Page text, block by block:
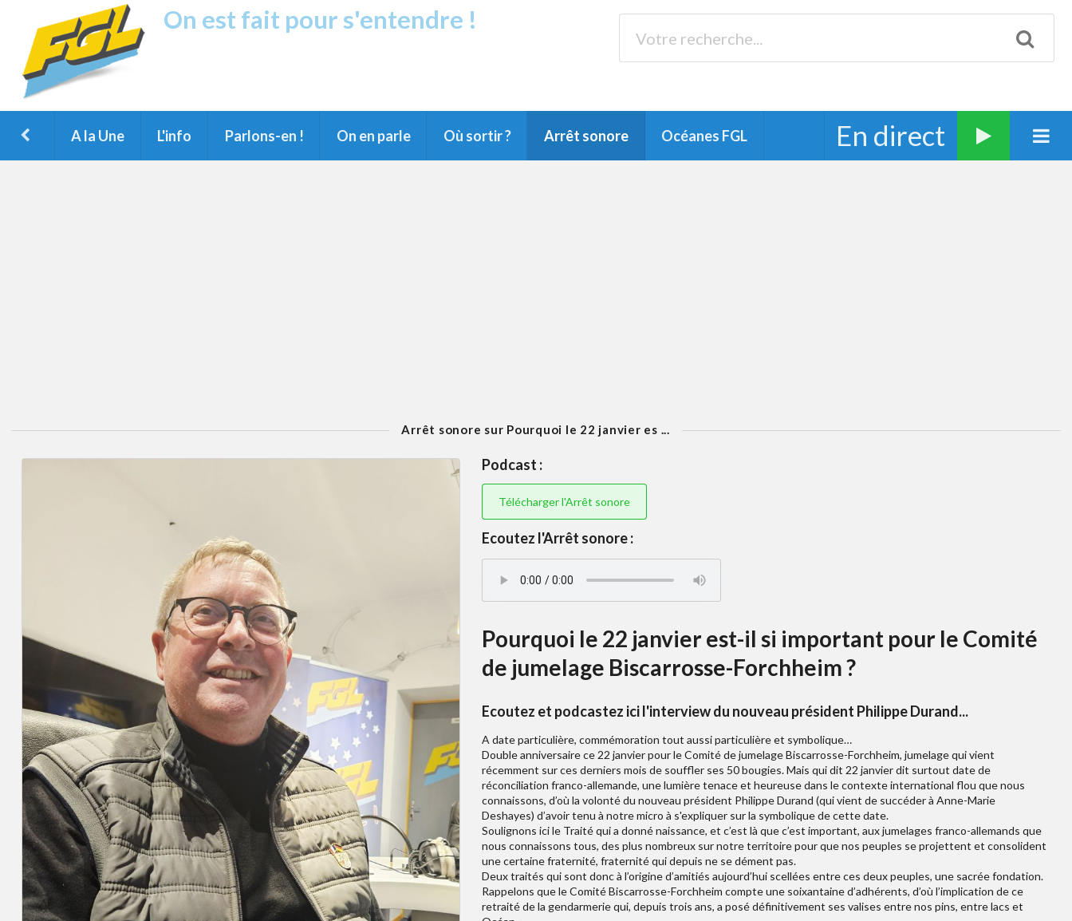
On est fait pour s'entendre !
A la Une L'info Parlons-en ! On en parle Où sortir ? Arrêt sonore Océanes FGL En direct
Arrêt sonore sur Pourquoi le 22 janvier es ...
Podcast :
Télécharger l'Arrêt sonore
Ecoutez l'Arrêt sonore :
Pourquoi le 22 janvier est-il si important pour le Comité
de jumelage Biscarrosse-Forchheim ?
Ecoutez et podcastez ici l'interview du nouveau président Philippe Durand...
A date particulière, commémoration tout aussi particulière et symbolique…
Double anniversaire ce 22 janvier pour le Comité de jumelage Biscarrosse-Forchheim, jumelage qui vient
récemment sur ces derniers mois de souffler ses 50 bougies. Mais qui dit 22 janvier dit surtout date de
réconciliation franco-allemande, une lumière tenace et heureuse dans le contexte international flou que nous
connaissons, d’où la volonté du nouveau président Philippe Durand (qui vient de succéder à Anne-Marie
Deshayes) d’avoir tenu à notre micro à s'expliquer sur la symbolique de cette date.
Soulignons ici le Traité qui a donné naissance, et c’est là que c’est important, aux jumelages franco-allemands que
nous connaissons tous, des plus nombreux sur notre territoire pour que nos peuples se projettent et consolident
une certaine fraternité, fraternité qui depuis ne se dément pas.
Deux traités qui sont donc à l’origine d’amitiés aujourd’hui scellées entre ces deux peuples, une sacrée fondation.
Rappelons que le Comité Biscarrosse-Forchheim compte une soixantaine d’adhérents, d’où l’implication de ce
retraité de la gendarmerie qui, depuis trois ans, a posé définitivement ses valises entre nos pins, entre lacs et